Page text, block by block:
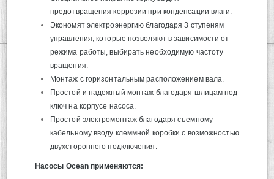
предотвращения коррозии при конденсации влаги.
Экономят электроэнергию благодаря 3 ступеням
управления, которые позволяют в зависимости от
режима работы, выбирать необходимую частоту
вращения.
Монтаж с горизонтальным расположением вала.
Простой и надежный монтаж благодаря шлицам под
ключ на корпусе насоса.
Простой электромонтаж благодаря съемному
кабельному вводу клеммной коробки с возможностью
двухстороннего подключения.
Насосы Ocean применяются: